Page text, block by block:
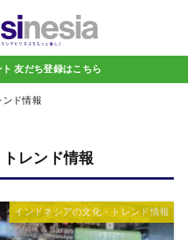
友だち登録はこちら
ンド情報
レンド情報
インドネシアの文化・トレンド情報